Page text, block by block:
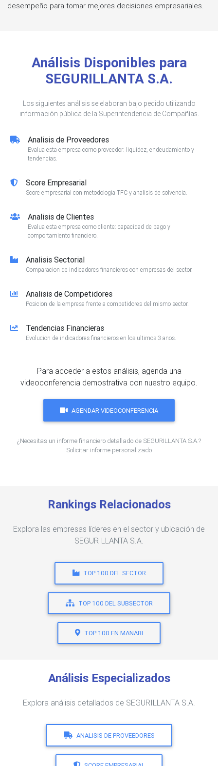
desempeño para tomar mejores decisiones empresariales.
Análisis Disponibles para
SEGURILLANTA S.A.
Los siguientes análisis se elaboran bajo pedido utilizando
información pública de la Superintendencia de Compañías.
Analisis de Proveedores
Evalua esta empresa como proveedor: liquidez, endeudamiento y
tendencias.
Score Empresarial
Score empresarial con metodologia TFC y analisis de solvencia.
Analisis de Clientes
Evalua esta empresa como cliente: capacidad de pago y
comportamiento financiero.
Analisis Sectorial
Comparacion de indicadores financieros con empresas del sector.
Analisis de Competidores
Posicion de la empresa frente a competidores del mismo sector.
Tendencias Financieras
Evolucion de indicadores financieros en los ultimos 3 anos.
Para acceder a estos análisis, agenda una
videoconferencia demostrativa con nuestro equipo.
AGENDAR VIDEOCONFERENCIA
¿Necesitas un informe financiero detallado de SEGURILLANTA S.A.?
Solicitar informe personalizado
Rankings Relacionados
Explora las empresas líderes en el sector y ubicación de
SEGURILLANTA S.A.
TOP 100 DEL SECTOR
TOP 100 DEL SUBSECTOR
TOP 100 EN MANABI
Análisis Especializados
Explora análisis detallados de SEGURILLANTA S.A.
ANALISIS DE PROVEEDORES